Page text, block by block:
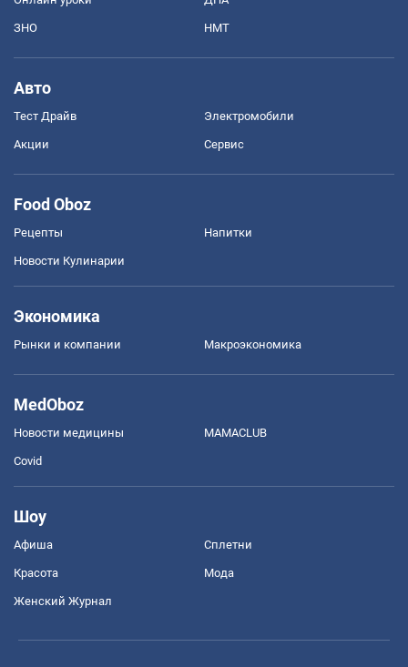
ЗНО НМТ
Авто
Тест Драйв Электромобили
Акции Сервис
Food Oboz
Рецепты Напитки
Новости Кулинарии
Экономика
Рынки и компании Mакроэкономика
MedOboz
Новости медицины MAMACLUB
Covid
Шоу
Афиша Сплетни
Красота Мода
Женский Журнал